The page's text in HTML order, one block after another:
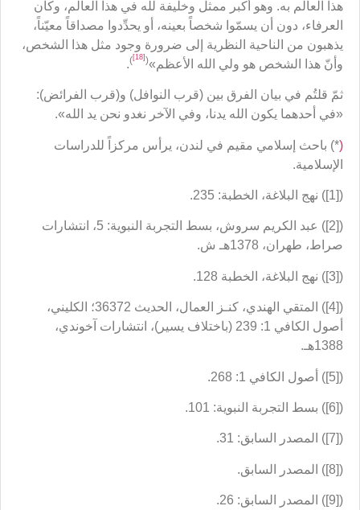
هذا العالم به. وهو أكبر ممثل وخليفة لله في هذا العالم، وكان
العرفاء، دون أن يسمّوا شخصاً بعينه، أو يحدِّدوا مصداقاً معيّناً،
يذهبون من الناحية النظرية إلى ضرورة وجود مثل هذا الشخص،
وأنّ هذا الشخص هو ولي الله الأعظم»(
[18]
)
.
ثمّ قلتُم في بيان الفرق بين (قرب النوافل) و(قرب الفرائض):
«في أحدهما يكون الله يدنا، وفي الآخر نغدو نحن يد الله».
(*) باحث إسلامي مقيم في لندن، يرأس مركزاً للدراسات
الإسلامية.
([1]) نهج البلاغة، الخطبة: 235.
([2]) عبد الكريم سروش، بسط التجربة النبوية: 5، انتشارات
صراط، طهران، 1378هـ ش.
([3]) نهج البلاغة، الخطبة 128.
([4]) المتقي الهندي، كنـز العمال، الحديث 36372؛ الكليني،
أصول الكافي 1: 239 (باختلاف يسير)، انتشارات آخوندي،
1388هـ.
([5]) أصول الكافي 1: 268.
([6]) بسط التجربة النبوية: 101.
([7]) المصدر السابق: 31.
([8]) المصدر السابق.
([9]) المصدر السابق: 26.